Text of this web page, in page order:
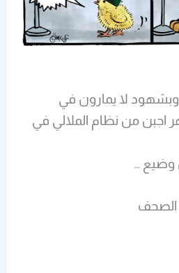
وبشهود لا يمارون في
اجبن من نظام الملالي في
وضيع …
الصحف